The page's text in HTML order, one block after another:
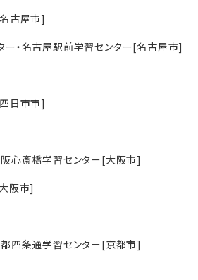
古屋市]
ー・名古屋駅前学習センター[名古屋市]
日市市]
心斎橋学習センター[大阪市]
阪市]
都四条通学習センター[京都市]